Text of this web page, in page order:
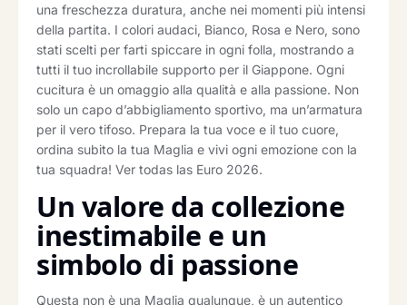
una freschezza duratura, anche nei momenti più intensi
della partita. I colori audaci, Bianco, Rosa e Nero, sono
stati scelti per farti spiccare in ogni folla, mostrando a
tutti il tuo incrollabile supporto per il Giappone. Ogni
cucitura è un omaggio alla qualità e alla passione. Non
solo un capo d’abbigliamento sportivo, ma un’armatura
per il vero tifoso. Prepara la tua voce e il tuo cuore,
ordina subito la tua Maglia e vivi ogni emozione con la
tua squadra! Ver todas las Euro 2026.
Un valore da collezione
inestimabile e un
simbolo di passione
Questa non è una Maglia qualunque, è un autentico